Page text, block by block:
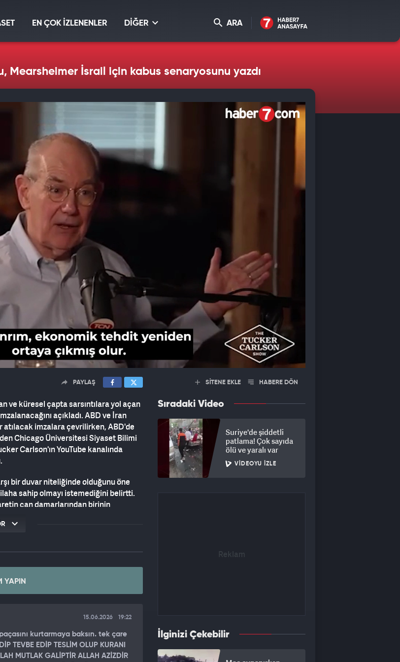
EN ÇOK İZLENENLER DİĞER ARA
Mearsheimer İsrail için kabus senaryosunu yazdı
PAYLAŞ
ve küresel çapta sarsıntılara yol açan
açıkladı. ABD ve İran
atılacak imzalara çevrilirken, ABD'de
Chicago Üniversitesi Siyaset Bilimi
Carlson'ın YouTube kanalında
bir duvar niteliğinde olduğunu öne
sahip olmayı istemediğini belirtti.
can damarlarından birinin
Boğazı herkes için açık olacak.
masada farklı seçeneklerin de
sonuçlanır aksi halde elimizde son
bulurken, Siyaset Bilimci John
geleceği ve İsrail'in pozisyonu
ihlalinin faturasının ağır
YAPIN
15.06.2026 19:22
kurtarmaya baksın. tek çare
TEVBE EDİP TESLİM OLUP KURANI
MUTLAK GALİPTİR ALLAH AZİZDİR
SİTENE EKLE HABERE DÖN
Sıradaki Video
Suriye'de şiddetli
patlama! Çok sayıda
ölü ve yaralı var
VIDEOYU İZLE
İlginizi Çekebilir